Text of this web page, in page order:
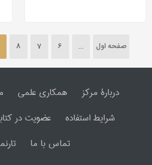
صفحه اول ...
6
7
8
دربارۀ مرکز همکاری علمی
شرایط استفاده
عضویت در
تماس با ما